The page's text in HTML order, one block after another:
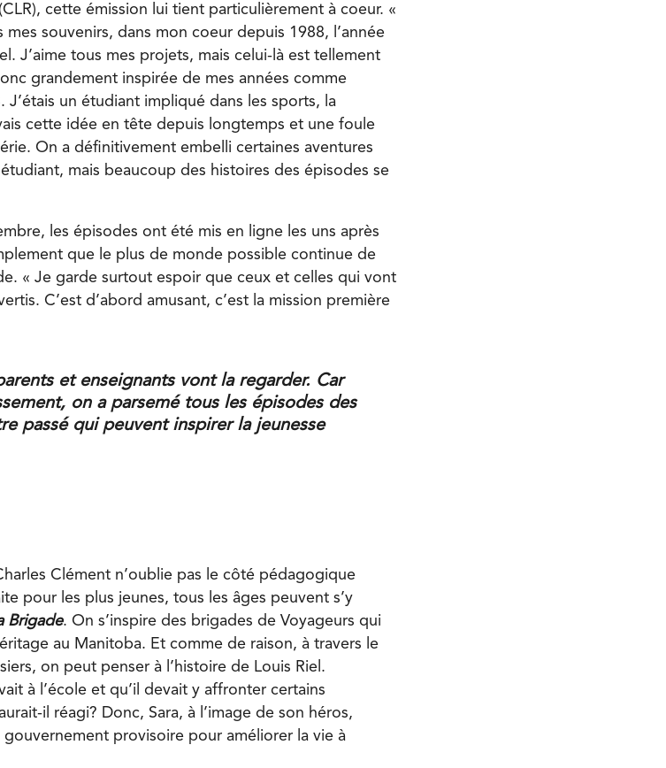
cette émission lui tient particulièrement à coeur. «
souvenirs, dans mon coeur depuis 1988, l’année
J’aime tous mes projets, mais celui-là est tellement
grandement inspirée de mes années comme
un étudiant impliqué dans les sports, la
cette idée en tête depuis longtemps et une foule
On a définitivement embelli certaines aventures
mais beaucoup des histoires des épisodes se
les épisodes ont été mis en ligne les uns après
que le plus de monde possible continue de
« Je garde surtout espoir que ceux et celles qui vont
C’est d’abord amusant, c’est la mission première
et enseignants vont la regarder. Car
on a parsemé tous les épisodes des
passé qui peuvent inspirer la jeunesse
Clément n’oublie pas le côté pédagogique
pour les plus jeunes, tous les âges peuvent s’y
Brigade. On s’inspire des brigades de Voyageurs qui
au Manitoba. Et comme de raison, à travers le
on peut penser à l’histoire de Louis Riel.
à l’école et qu’il devait y affronter certains
il réagi? Donc, Sara, à l’image de son héros,
gouvernement provisoire pour améliorer la vie à